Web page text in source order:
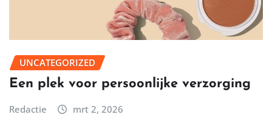
UNCATEGORIZED
Een plek voor persoonlijke verzorging
Redactie mrt 2, 2026